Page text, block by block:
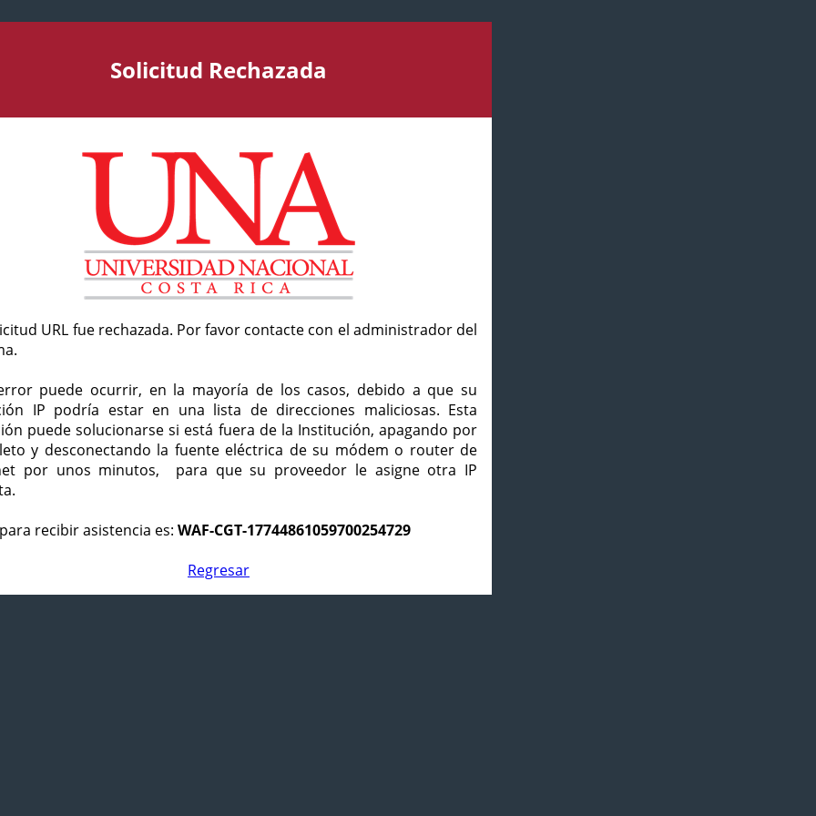
Solicitud Rechazada
URL fue rechazada. Por favor contacte con el administrador del
puede ocurrir, en la mayoría de los casos, debido a que su
IP podría estar en una lista de direcciones maliciosas. Esta
puede solucionarse si está fuera de la Institución, apagando por
y desconectando la fuente eléctrica de su módem o router de
por unos minutos, para que su proveedor le asigne otra IP
recibir asistencia es: WAF-CGT-17744861059700254729
Regresar